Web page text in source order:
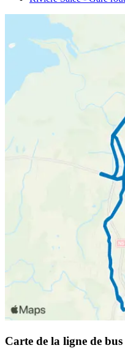
Carte de la ligne de